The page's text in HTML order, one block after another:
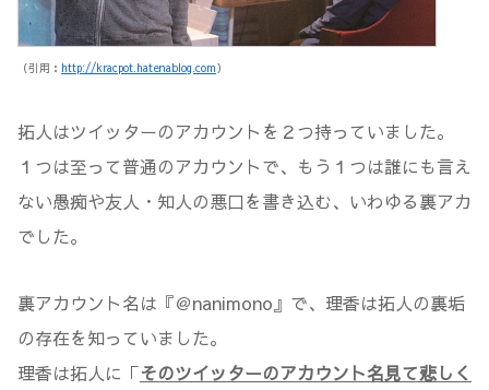
（引用： http://kracpot.hatenablog.com）
拓人はツイッターのアカウントを２つ持っていました。
１つは至って普通のアカウントで、もう１つは誰にも言え
ない愚痴や友人・知人の悪口を書き込む、いわゆる裏アカ
でした。
裏アカウント名は『＠nanimono』で、理香は拓人の裏垢
の存在を知っていました。
理香は拓人に「そのツイッターのアカウント名見て悲しく